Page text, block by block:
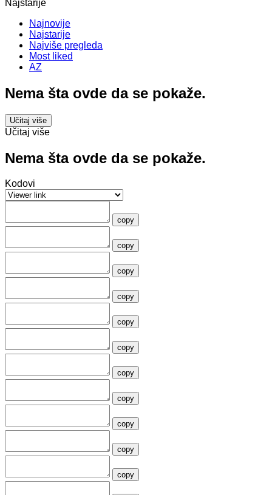
Najstarije
Najnovije
Najstarije
Najviše pregleda
Most liked
AZ
Nema šta ovde da se pokaže.
Učitaj više
Učitaj više
Nema šta ovde da se pokaže.
Kodovi
copy
copy
copy
copy
copy
copy
copy
copy
copy
copy
copy